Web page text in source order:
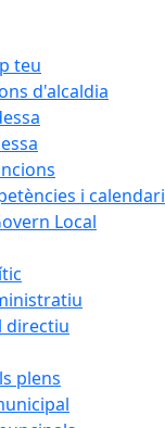
teu
d'alcaldia
i calendari
Local
directiu
plens